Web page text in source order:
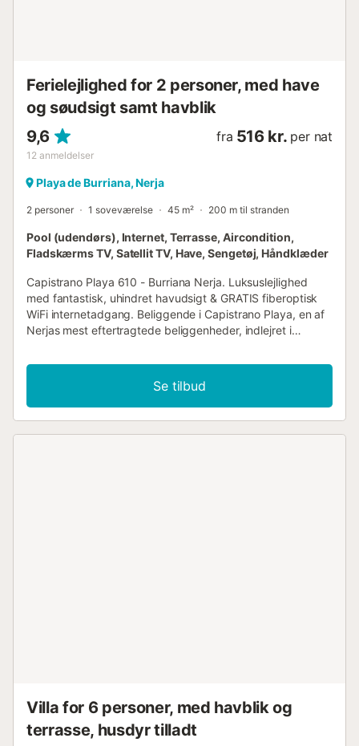
Ferielejlighed for 2 personer, med have
og søudsigt samt havblik
9,6
12 anmeldelser
fra 516 kr. per nat
Playa de Burriana, Nerja
2 personer 1 soveværelse 45 m² 200 m til stranden
Pool (udendørs), Internet, Terrasse, Aircondition,
Fladskærms TV, Satellit TV, Have, Sengetøj, Håndklæder
Capistrano Playa 610 - Burriana Nerja. Luksuslejlighed
med fantastisk, uhindret havudsigt & GRATIS fiberoptisk
WiFi internetadgang. Beliggende i Capistrano Playa, en af
Nerjas mest eftertragtede beliggenheder, indlejret i
med aircondition har fremragende adgang fra vejplan,
sover 4 & består af 1 dobbeltværelse med rigeligt
garderobeskabe, moderne åbent køkken med
morgenmadsbar, stue/spisestue med dobbeltseng i
5 minutters kørsel eller 15-2...
Se tilbud
Villa for 6 personer, med havblik og
terrasse, husdyr tilladt